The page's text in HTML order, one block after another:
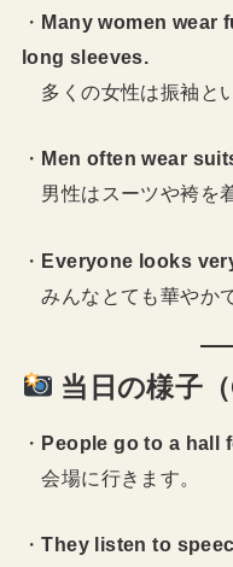
・ Many women wear
long sleeves.
多くの女性は振袖と
・ Men often wear
男性はスーツや袴を
・ Everyone looks
みんなとても華やか
当日の様子
・ People go to a hall
会場に行きます。
・They listen to